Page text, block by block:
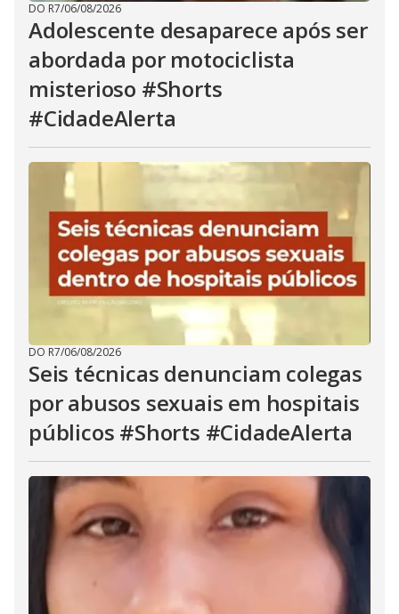
DO R7/06/08/2026
Adolescente desaparece após ser
abordada por motociclista
misterioso #Shorts
#CidadeAlerta
DO R7/06/08/2026
Seis técnicas denunciam colegas
por abusos sexuais em hospitais
públicos #Shorts #CidadeAlerta